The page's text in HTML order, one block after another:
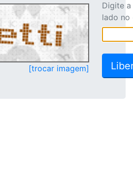
[trocar imagem]
Digite
lado no